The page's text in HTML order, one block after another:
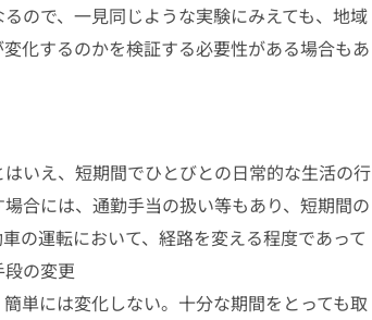
ので、一見同じような実験にみえても、地域
化するのかを検証する必要性がある場合もあ
いえ、短期間でひとびとの日常的な生活の行
合には、通勤手当の扱い等もあり、短期間の
の運転において、経路を変える程度であって
の変更
単には変化しない。十分な期間をとっても取